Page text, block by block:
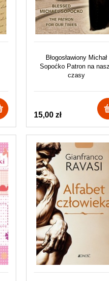
Błogosławiony Michał
Sopoćko Patron na
czasy
15,00 zł